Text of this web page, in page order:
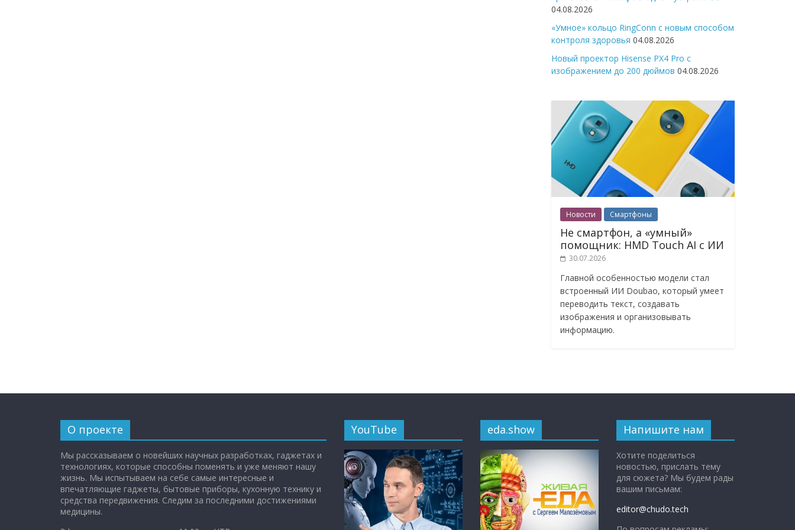
04.08.2026
«Умное» кольцо RingConn с новым способом
контроля здоровья 04.08.2026
Новый проектор Hisense PX4 Pro с
изображением до 200 дюймов 04.08.2026
Новости Смартфоны
Не смартфон, а «умный»
помощник: HMD Touch AI с ИИ
30.07.2026
Главной особенностью модели стал
встроенный ИИ Doubao, который умеет
переводить текст, создавать
изображения и организовывать
информацию.
О проекте
Мы рассказываем о новейших научных разработках, гаджетах и
технологиях, которые способны поменять и уже меняют нашу
жизнь. Мы испытываем на себе самые интересные и
впечатляющие гаджеты, бытовые приборы, кухонную технику и
средства передвижения. Следим за последними достижениями
медицины.
YouTube eda.show Напишите нам
Хотите поделиться
новостью, прислать тему
для сюжета? Мы будем рады
вашим письмам:
editor@chudo.tech